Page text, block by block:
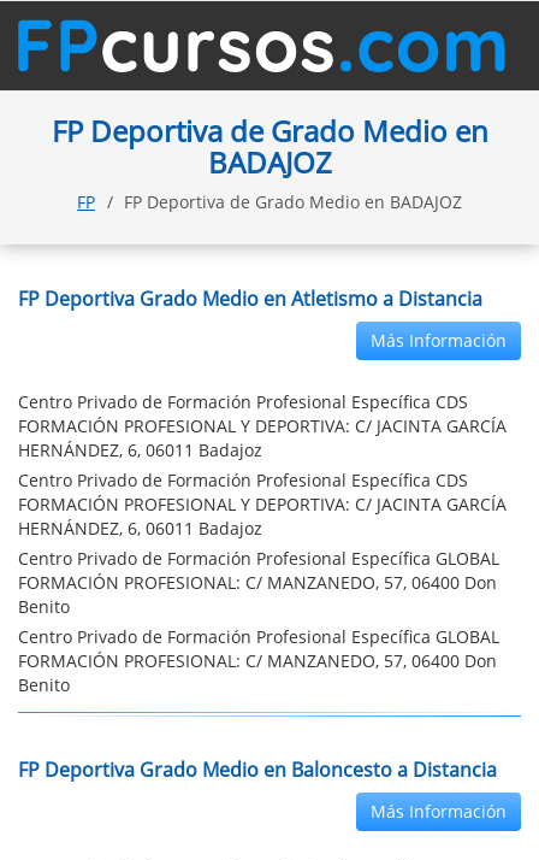
FP Deportiva de Grado Medio en
BADAJOZ
FP FP Deportiva de Grado Medio en BADAJOZ
FP Deportiva Grado Medio en Atletismo a Distancia
Más Información
Centro Privado de Formación Profesional Específica CDS
FORMACIÓN PROFESIONAL Y DEPORTIVA: C/ JACINTA GARCÍA
HERNÁNDEZ, 6, 06011 Badajoz
Centro Privado de Formación Profesional Específica CDS
FORMACIÓN PROFESIONAL Y DEPORTIVA: C/ JACINTA GARCÍA
HERNÁNDEZ, 6, 06011 Badajoz
Centro Privado de Formación Profesional Específica GLOBAL
FORMACIÓN PROFESIONAL: C/ MANZANEDO, 57, 06400 Don
Benito
Centro Privado de Formación Profesional Específica GLOBAL
FORMACIÓN PROFESIONAL: C/ MANZANEDO, 57, 06400 Don
Benito
FP Deportiva Grado Medio en Baloncesto a Distancia
Más Información